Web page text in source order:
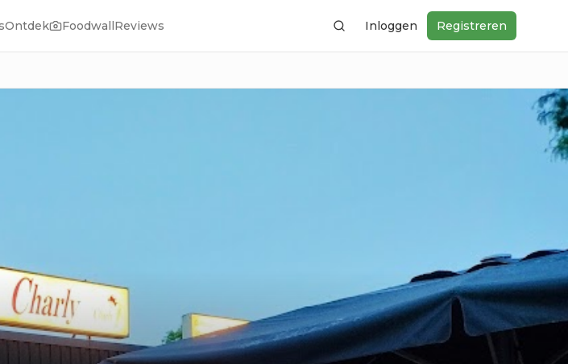
Ontdek FoodwallReviews ZoekenInloggen Registreren